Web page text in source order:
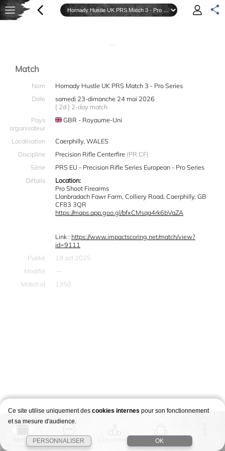
—
Match
Nom
Hornady Hustle UK PRS Match 3 - Pro Series
Date
samedi 23-dimanche 24 mai 2026
[ 2d ] 2-day match
Pays
organisateur
GBR - Royaume-Uni
Localisation
Caerphilly, WALES
Discipline
Precision Rifle Centerfire (PR.CF)
Série
PRS EU - Precision Rifle Series European - Pro Series
Détails
Location:
Pro Shoot Firearms
Llanbradach Fawr Farm, Colliery Road, Caerphilly, GB
CF83 3QR
https://maps.app.goo.gl/bfxCMsqa4rk6bVaZA
Link : https://www.impactscoring.net/match/view?
id=9111
Publié
19 oct 2025
Modifié
—
Match id
1350
Match Story Classement Stages
Ce site utilise uniquement des cookies internes pour son fonctionnement
et sa mesure d'audience.
PERSONNALISER OK